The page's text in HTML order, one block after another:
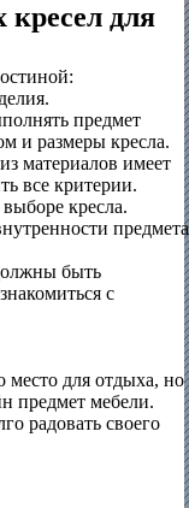
для
предмет
и размеры кресла.
материалов имеет
все критерии.
кресла.
предмета
быть
с
место для отдыха, но
предмет мебели.
радовать своего